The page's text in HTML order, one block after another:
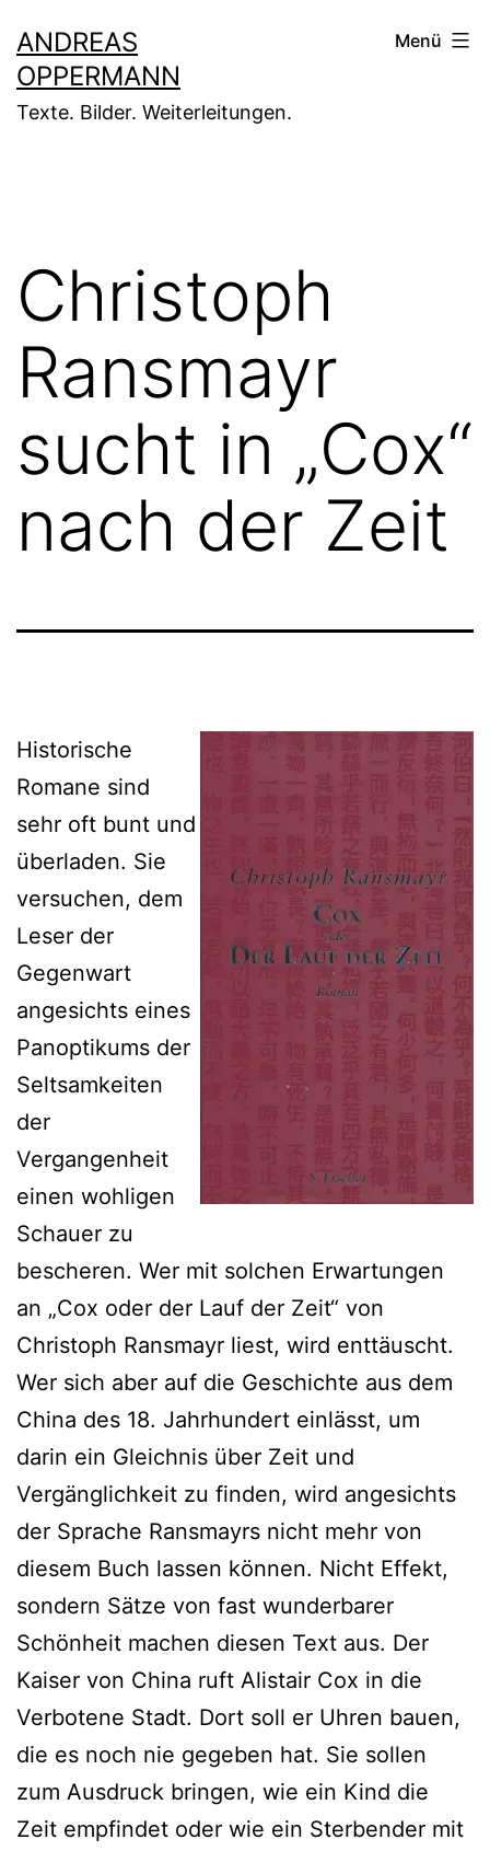
Inhalt
springen
ANDREAS
OPPERMANN
Texte. Bilder. Weiterleitungen.
Menü
Christoph
Ransmayr
sucht in „Cox“
nach der Zeit
Historische
Romane sind
sehr oft bunt und
überladen. Sie
versuchen, dem
Leser der
Gegenwart
angesichts eines
Panoptikums der
Seltsamkeiten
der
Vergangenheit
einen wohligen
Schauer zu
bescheren. Wer mit solchen Erwartungen
an „Cox oder der Lauf der Zeit“ von
Christoph Ransmayr liest, wird enttäuscht.
Wer sich aber auf die Geschichte aus dem
China des 18. Jahrhundert einlässt, um
darin ein Gleichnis über Zeit und
Vergänglichkeit zu finden, wird angesichts
der Sprache Ransmayrs nicht mehr von
diesem Buch lassen können. Nicht Effekt,
sondern Sätze von fast wunderbarer
Schönheit machen diesen Text aus. Der
Kaiser von China ruft Alistair Cox in die
Verbotene Stadt. Dort soll er Uhren bauen,
die es noch nie gegeben hat. Sie sollen
zum Ausdruck bringen, wie ein Kind die
Zeit empfindet oder wie ein Sterbender mit